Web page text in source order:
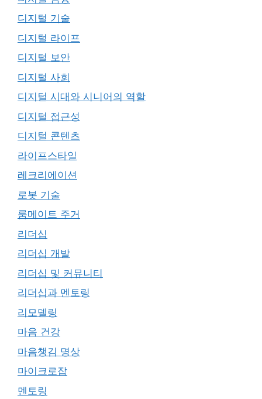
디지털 기술
디지털 라이프
디지털 보안
디지털 사회
디지털 시대와 시니어의 역할
디지털 접근성
디지털 콘텐츠
라이프스타일
레크리에이션
로봇 기술
룸메이트 주거
리더십
리더십 개발
리더십 및 커뮤니티
리더십과 멘토링
리모델링
마음 건강
마음챙김 명상
마이크로잡
멘토링